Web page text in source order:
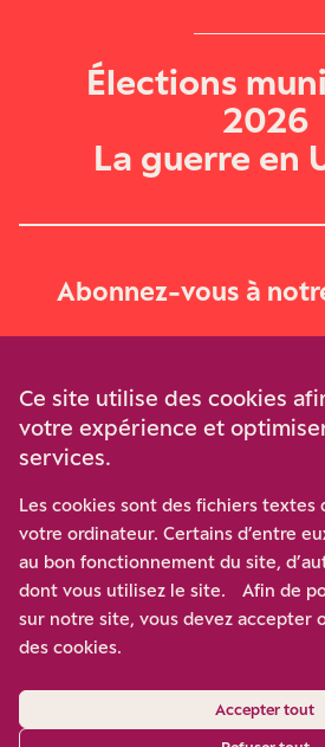
Élections
2026
La guerre en
Abonnez-vous à
Participez à notre effort pour
luttant contre l’ascension
disqualification de
confrontation des idées et
Nous soutenir
Ce site utilise des cookies
votre expérience et
services.
Les cookies sont des fichiers textes
votre ordinateur. Certains d’entre
au bon fonctionnement du site,
dont vous utilisez le site. Afin de
sur notre site, vous devez accepter
des cookies.
Accepter tout